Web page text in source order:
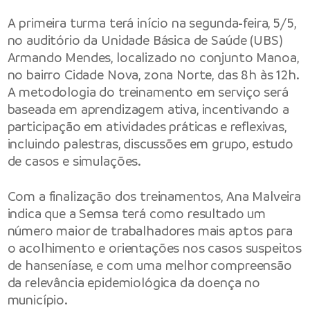
A primeira turma terá início na segunda-feira, 5/5,
no auditório da Unidade Básica de Saúde (UBS)
Armando Mendes, localizado no conjunto Manoa,
no bairro Cidade Nova, zona Norte, das 8h às 12h.
A metodologia do treinamento em serviço será
baseada em aprendizagem ativa, incentivando a
participação em atividades práticas e reflexivas,
incluindo palestras, discussões em grupo, estudo
de casos e simulações.
Com a finalização dos treinamentos, Ana Malveira
indica que a Semsa terá como resultado um
número maior de trabalhadores mais aptos para
o acolhimento e orientações nos casos suspeitos
de hanseníase, e com uma melhor compreensão
da relevância epidemiológica da doença no
município.